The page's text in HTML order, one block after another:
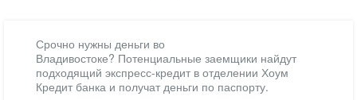
Срочно нужны деньги во
Владивостоке? Потенциальные заемщики найдут
подходящий экспресс-кредит в отделении Хоум
Кредит банка и получат деньги по паспорту.